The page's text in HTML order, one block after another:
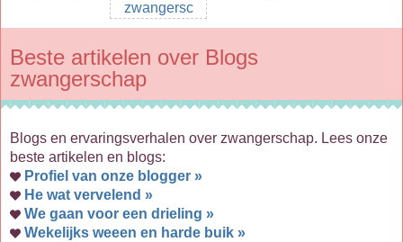
Beste artikelen over Blogs
zwangerschap
Blogs en ervaringsverhalen over zwangerschap. Lees onze
beste artikelen en blogs:
Profiel van onze blogger »
He wat vervelend »
We gaan voor een drieling »
Wekelijks weeen en harde buik »